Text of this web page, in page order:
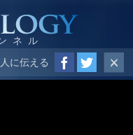
人に伝える